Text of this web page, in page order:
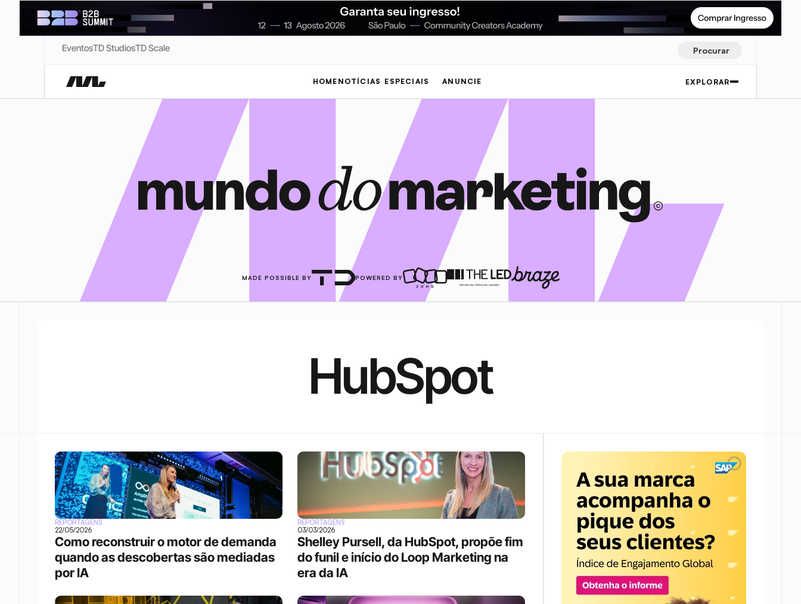
EventosTD StudiosTD Scale Procurar
HOME NOTÍCIAS ESPECIAIS ANUNCIE EXPLORAR
MADE POSSIBLE BY POWERED BY
HubSpot
REPORTAGENS
22/05/2026
Como reconstruir o motor de demanda
quando as descobertas são mediadas
por IA
REPORTAGENS
03/03/2026
Shelley Pursell, da HubSpot, propõe fim
do funil e início do Loop Marketing na
era da IA